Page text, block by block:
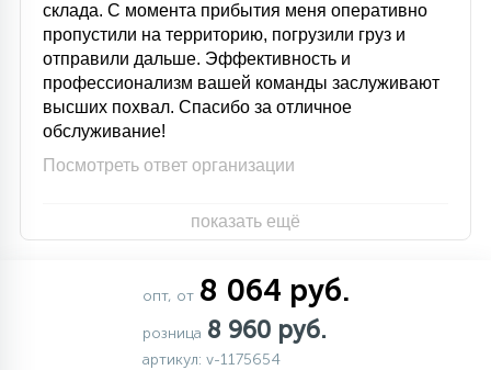
склада. С момента прибытия меня оперативно
пропустили на территорию, погрузили груз и
отправили дальше. Эффективность и
профессионализм вашей команды заслуживают
высших похвал. Спасибо за отличное
обслуживание!
Посмотреть ответ организации
показать ещё
опт, от 8 064 руб.
розница 8 960 руб.
артикул: v-1175654